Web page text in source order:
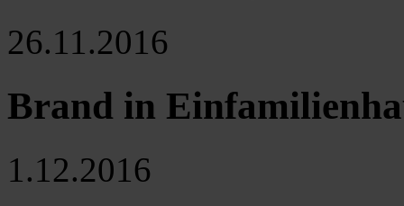
26.11.2016
Brand in
1.12.2016